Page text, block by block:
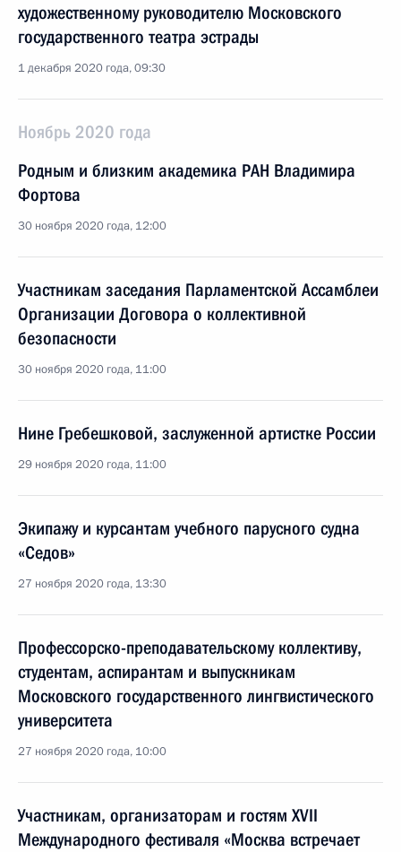
художественному руководителю Московского
государственного театра эстрады
1 декабря 2020 года, 09:30
Ноябрь 2020 года
Родным и близким академика РАН Владимира
Фортова
30 ноября 2020 года, 12:00
Участникам заседания Парламентской Ассамблеи
Организации Договора о коллективной
безопасности
30 ноября 2020 года, 11:00
Нине Гребешковой, заслуженной артистке России
29 ноября 2020 года, 11:00
Экипажу и курсантам учебного парусного судна
«Седов»
27 ноября 2020 года, 13:30
Профессорско-преподавательскому коллективу,
студентам, аспирантам и выпускникам
Московского государственного лингвистического
университета
27 ноября 2020 года, 10:00
Участникам, организаторам и гостям XVII
Международного фестиваля «Москва встречает